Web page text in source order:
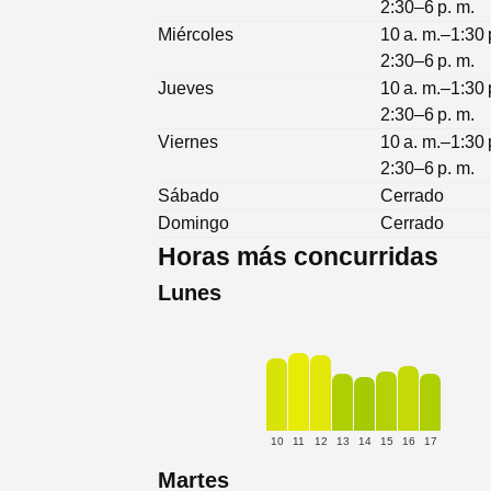
2:30–6 p. m.
Miércoles
10 a. m.–1:30
2:30–6 p. m.
Jueves
10 a. m.–1:30
2:30–6 p. m.
Viernes
10 a. m.–1:30
2:30–6 p. m.
Sábado
Cerrado
Domingo
Cerrado
Horas más concurridas
Lunes
10 11 12 13 14 15 16 17
Martes